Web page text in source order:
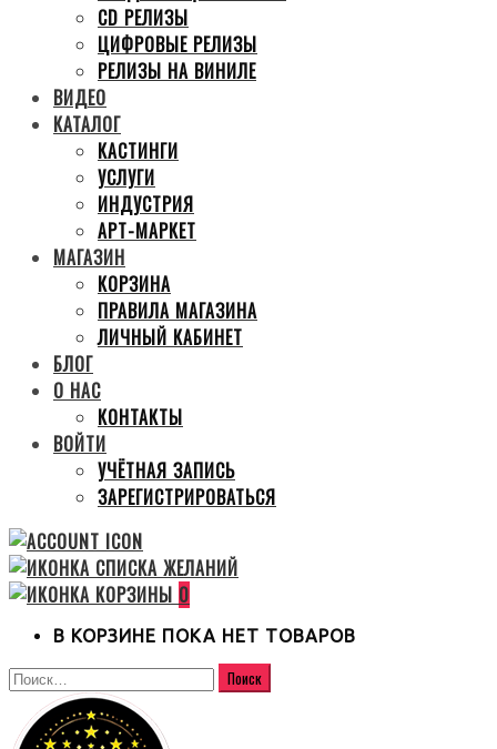
CD РЕЛИЗЫ
ЦИФРОВЫЕ РЕЛИЗЫ
РЕЛИЗЫ НА ВИНИЛЕ
ВИДЕО
КАТАЛОГ
КАСТИНГИ
УСЛУГИ
ИНДУСТРИЯ
АРТ-МАРКЕТ
МАГАЗИН
КОРЗИНА
ПРАВИЛА МАГАЗИНА
ЛИЧНЫЙ КАБИНЕТ
БЛОГ
О НАС
КОНТАКТЫ
ВОЙТИ
УЧЁТНАЯ ЗАПИСЬ
ЗАРЕГИСТРИРОВАТЬСЯ
0
В КОРЗИНЕ ПОКА НЕТ ТОВАРОВ